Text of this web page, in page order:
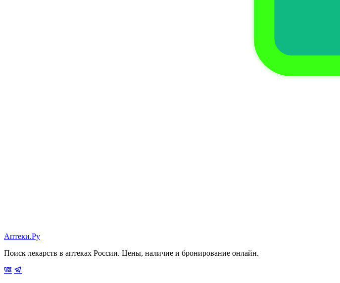
Аптеки.Ру
Поиск лекарств в аптеках России. Цены, наличие и бронирование онлайн.